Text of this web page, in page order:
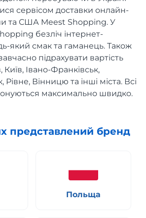
сервісом доставки онлайн-
та США Meest Shopping. У
безліч інтернет-
який смак та гаманець. Також
підрахувати вартість
Київ, Івано-Франківськ,
Рівне, Вінницю та інші міста. Всі
максимально швидко.
представлений бренд
Польща